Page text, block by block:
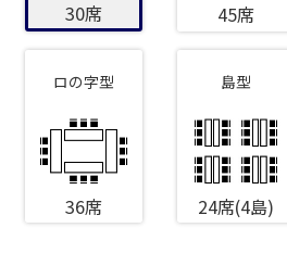
30席 45席
ロの字型
36席
島型
24席(4島)